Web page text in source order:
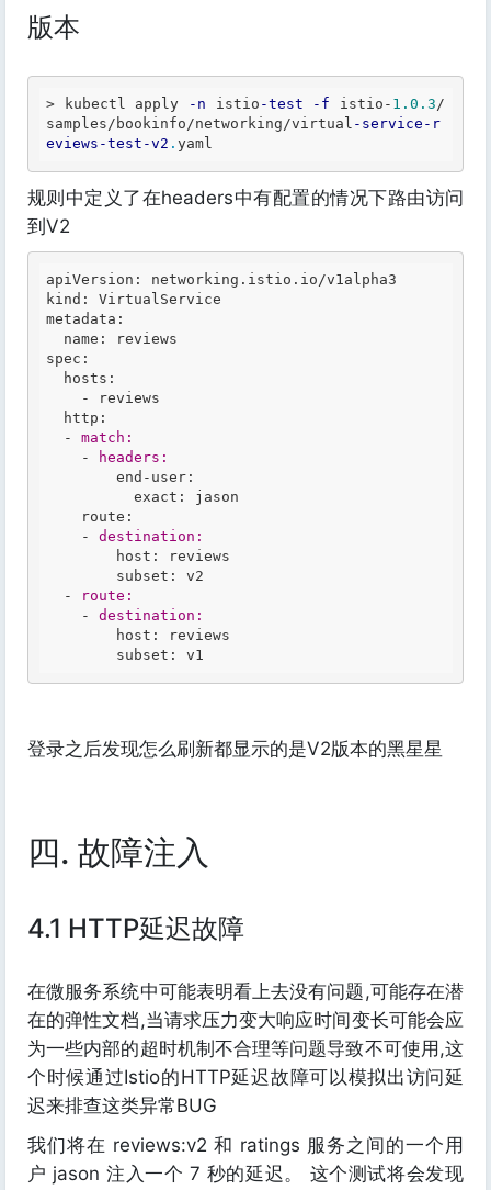
版本
> kubectl apply -n istio -test -f istio - 1.0 .3/
samples/bookinfo/networking/virtual -service -r
eviews -test -v2 .
规则中定义了在headers中有配置的情况下路由访问
到V2
apiVersion: networking.istio.io/v1alpha3
kind: VirtualService
metadata:
spec:
    -
  -
match:
    -
headers:
    -
destination:
  -
route:
    -
destination:
登录之后发现怎么刷新都显示的是V2版本的黑星星
四. 故障注入
4.1 HTTP延迟故障
在微服务系统中可能表明看上去没有问题,可能存在潜
在的弹性文档,当请求压力变大响应时间变长可能会应
为一些内部的超时机制不合理等问题导致不可使用,这
个时候通过Istio的HTTP延迟故障可以模拟出访问延
迟来排查这类异常BUG
我们将在 reviews:v2 和 ratings 服务之间的一个用
户 jason 注入一个 7 秒的延迟。 这个测试将会发现